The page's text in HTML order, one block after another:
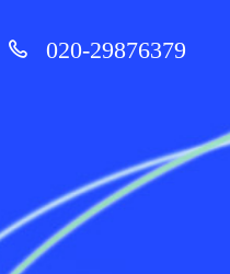
020-29876379